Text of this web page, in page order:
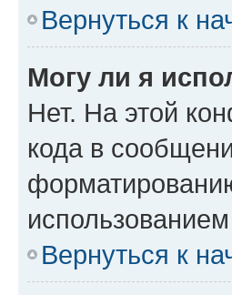
Вернуться к
Могу ли я
Нет. На этой
кода в
Вернуться к